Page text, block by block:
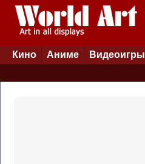
Кино Аниме Видеоигры